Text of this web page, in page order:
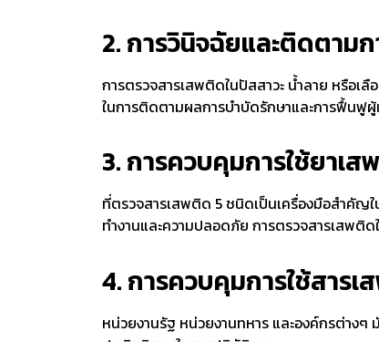
2. การวินิจฉัยและติดตาม
การตรวจสารเสพติดในปัสสาวะ น้ำลาย หรือ
ในการติดตามผลการบำบัดรักษาและการฟื้นฟู
3. การควบคุมการใช้ยาเ
ที่ตรวจสารเสพติด 5 ชนิดเป็นเครื่องมือสำคัญ
ทำงานและความปลอดภัย การตรวจสารเสพติ
4. การควบคุมการใช้สาร
หน่วยงานรัฐ หน่วยงานทหาร และองค์กรต่างๆ